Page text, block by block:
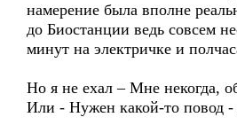
намерение была вполне
до Биостанции ведь совсем
минут на электричке и
Но я не ехал – Мне некогда,
Или - Нужен какой-то повод -